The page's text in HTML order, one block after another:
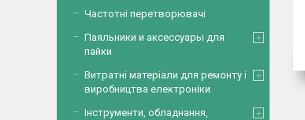
Частотні перетворювачі
Паяльники и аксессуары для
пайки
Витратні матеріали для ремонту і
виробництва електроніки
Інструменти, обладнання,